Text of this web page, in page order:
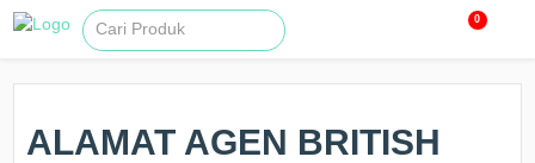
0
ALAMAT AGEN BRITISH